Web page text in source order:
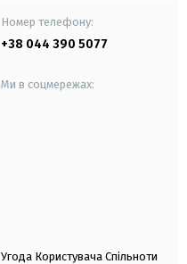
Номер телефону:
+38 044 390 5077
Ми в соцмережах:
Угода Користувача Спільноти